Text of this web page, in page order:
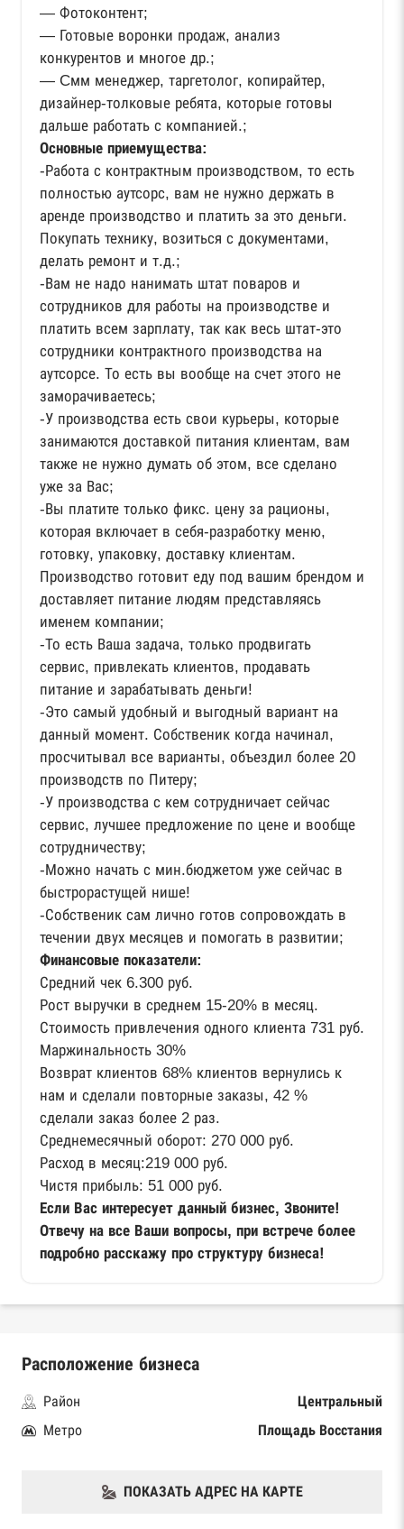
— Фотоконтент;
— Готовые воронки продаж, анализ
конкурентов и многое др.;
— Cмм менеджер, таргетолог, копирайтер,
дизайнер-толковые ребята, которые готовы
дальше работать с компанией.;
Основные приемущества:
-Работа с контрактным производством, то есть
полностью аутсорс, вам не нужно держать в
аренде производство и платить за это деньги.
Покупать технику, возиться с документами,
делать ремонт и т.д.;
-Вам не надо нанимать штат поваров и
сотрудников для работы на производстве и
платить всем зарплату, так как весь штат-это
сотрудники контрактного производства на
аутсорсе. То есть вы вообще на счет этого не
заморачиваетесь;
-У производства есть свои курьеры, которые
занимаются доставкой питания клиентам, вам
также не нужно думать об этом, все сделано
уже за Вас;
-Вы платите только фикс. цену за рационы,
которая включает в себя-разработку меню,
готовку, упаковку, доставку клиентам.
Производство готовит еду под вашим брендом и
доставляет питание людям представляясь
именем компании;
-То есть Ваша задача, только продвигать
сервис, привлекать клиентов, продавать
питание и зарабатывать деньги!
-Это самый удобный и выгодный вариант на
данный момент. Собственик когда начинал,
просчитывал все варианты, объездил более 20
производств по Питеру;
-У производства с кем сотрудничает сейчас
сервис, лучшее предложение по цене и вообще
сотрудничеству;
-Можно начать с мин.бюджетом уже сейчас в
быстрорастущей нише!
-Собственик сам лично готов сопровождать в
течении двух месяцев и помогать в развитии;
Финансовые показатели:
Средний чек 6.300 руб.
Рост выручки в среднем 15-20% в месяц.
Стоимость привлечения одного клиента 731 руб.
Маржинальность 30%
Возврат клиентов 68% клиентов вернулись к
нам и сделали повторные заказы, 42 %
сделали заказ более 2 раз.
Среднемесячный оборот: 270 000 руб.
Расход в месяц:219 000 руб.
Чистя прибыль: 51 000 руб.
Если Вас интересует данный бизнес, Звоните!
Отвечу на все Ваши вопросы, при встрече более
подробно расскажу про структуру бизнеса!
Расположение бизнеса
Район
Центральный
Метро
Площадь Восстания
ПОКАЗАТЬ АДРЕС НА КАРТЕ